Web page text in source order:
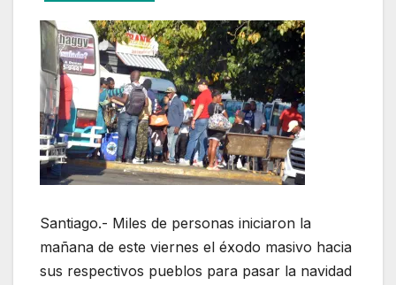
Santiago.- Miles de personas iniciaron la
mañana de este viernes el éxodo masivo hacia
sus respectivos pueblos para pasar la navidad